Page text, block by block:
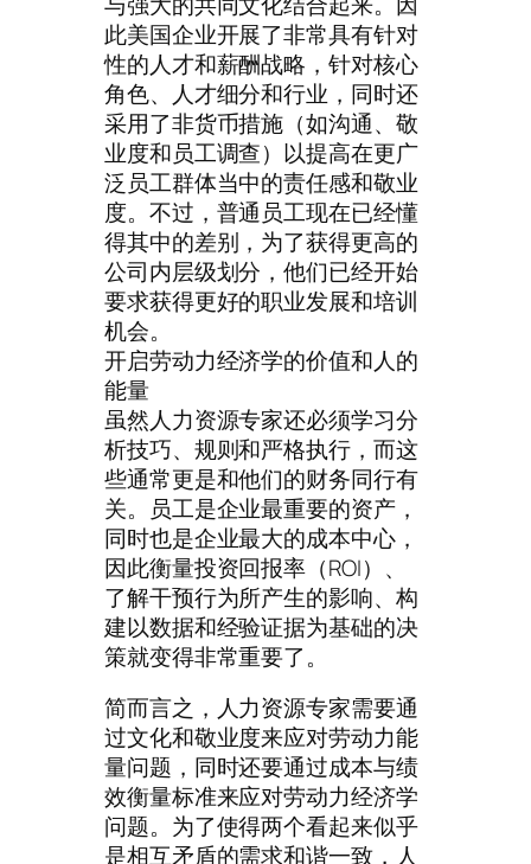
此美国企业开展了非常具有针对
性的人才和薪酬战略，针对核心
角色、人才细分和行业，同时还
采用了非货币措施（如沟通、敬
业度和员工调查）以提高在更广
泛员工群体当中的责任感和敬业
度。不过，普通员工现在已经懂
得其中的差别，为了获得更高的
公司内层级划分，他们已经开始
要求获得更好的职业发展和培训
机会。
开启劳动力经济学的价值和人的
能量
虽然人力资源专家还必须学习分
析技巧、规则和严格执行，而这
些通常更是和他们的财务同行有
关。员工是企业最重要的资产，
同时也是企业最大的成本中心，
因此衡量投资回报率（ROI）、
了解干预行为所产生的影响、构
建以数据和经验证据为基础的决
策就变得非常重要了。
简而言之，人力资源专家需要通
过文化和敬业度来应对劳动力能
量问题，同时还要通过成本与绩
效衡量标准来应对劳动力经济学
问题。为了使得两个看起来似乎
是相互矛盾的需求和谐一致，人